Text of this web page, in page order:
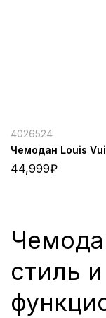
4026524
Чемодан Louis
44,999₽
стиль и